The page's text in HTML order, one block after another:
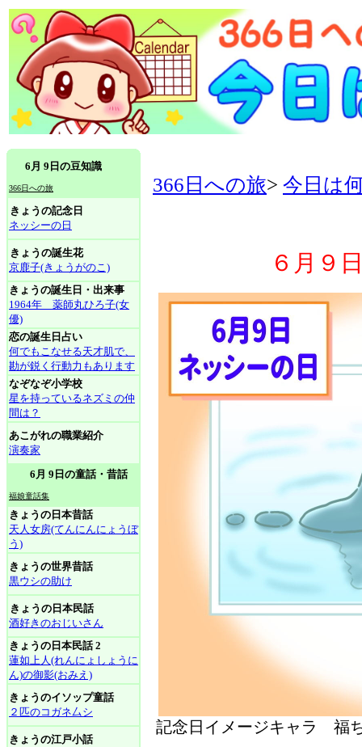
6月 9日の豆知識
366日への旅
きょうの記念日
ネッシーの日
きょうの誕生花
京鹿子(きょうがのこ)
きょうの誕生日・出来事
1964年 薬師丸ひろ子(女
優)
恋の誕生日占い
何でもこなせる天才肌で、
勘が鋭く行動力もあります
なぞなぞ小学校
星を持っているネズミの仲
間は？
あこがれの職業紹介
演奏家
6月 9日の童話・昔話
福娘童話集
きょうの日本昔話
天人女房(てんにんにょうぼ
う)
きょうの世界昔話
黒ウシの助け
きょうの日本民話
酒好きのおじいさん
きょうの日本民話 2
蓮如上人(れんにょしょうに
ん)の御影(おみえ)
きょうのイソップ童話
２匹のコガネ厶シ
きょうの江戸小話
366日への旅> 今日は
６月９
記念日イメージキャラ 福